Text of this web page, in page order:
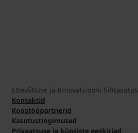
Ettevõtluse ja Innovatsiooni Sihtasutus
Kontaktid
Koostööpartnerid
Kasutustingimused
Privaatsuse ja küpsiste eeskirjad